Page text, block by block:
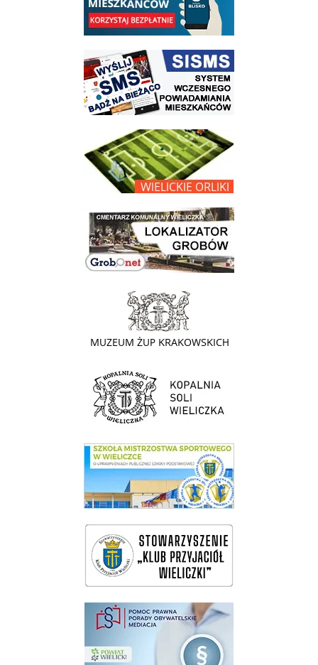
link do strony systemu wczesnego ostrzegania mieszkańców SISMS
link do opisu projektu Wielickie Orliki
link do lokalizatora grobów na wielickim cmentarzu - grobnet
link do strony - Muzeum Żup Krakowskich Wieliczka
link do strony Kopalni Soli Wieliczka
link do SMS Wieliczka
wieliczka-wieliczanie na bis
pomoc prawna wieliczka